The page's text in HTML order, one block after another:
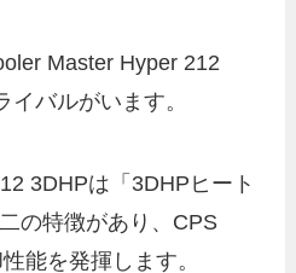
Master Hyper 212
バルがいます。
3DHPは「3DHPヒート
の特徴があり、CPS
能を発揮します。